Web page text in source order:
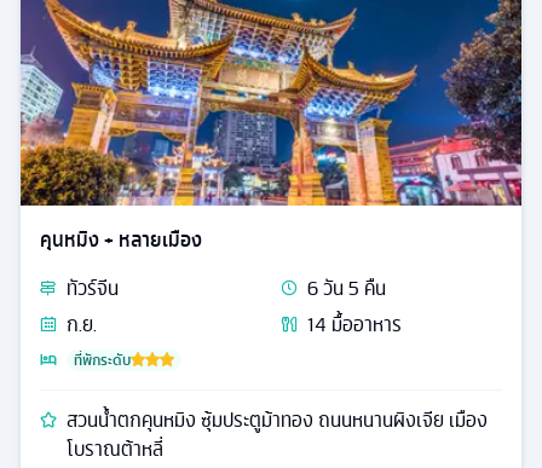
คุนหมิง + หลายเมือง
ทัวร์จีน 6วัน5 คืน
ก.ย.
14 มื้ออาหาร
ที่พักระดับ
สวนน้ำตกคุนหมิง ซุ้มประตูม้าทอง ถนนหนานผิงเจีย เมือง
โบราณต้าหลี่